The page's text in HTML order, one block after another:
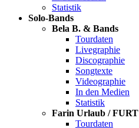
Statistik
Solo-Bands
Bela B. & Bands
Tourdaten
Livegraphie
Discographie
Songtexte
Videographie
In den Medien
Statistik
Farin Urlaub / FURT
Tourdaten